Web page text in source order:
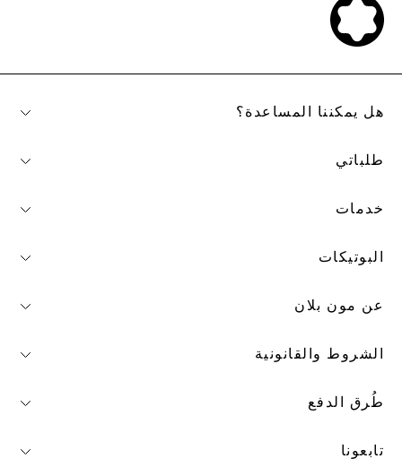
طُرق الدفع
تابعونا
هل يمكننا المساعدة؟
طلباتي
خدمات
البوتيكات
عن مون بلان
الشروط والقانونية